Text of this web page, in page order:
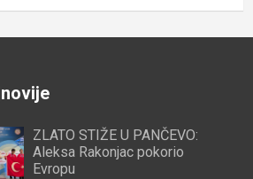
ZLATO STIŽE U PANČEVO:
Aleksa Rakonjac pokorio
Evropu